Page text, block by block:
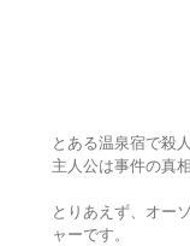
とある温泉宿で殺
主人公は事件の真
とりあえず、オー
ャーです。